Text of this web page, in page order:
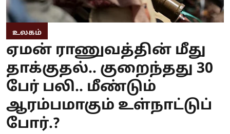
உலகம்
ஏமன் ராணுவத்தின் மீது
தாக்குதல்.. குறைந்தது 30
பேர் பலி.. மீண்டும்
ஆரம்பமாகும் உள்நாட்டுப்
போர்.?